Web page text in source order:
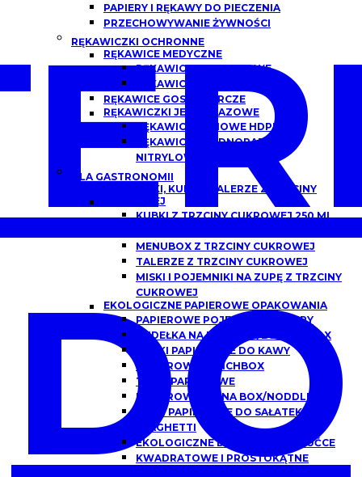
DO
PAPIERY I RĘKAWY DO PIECZENIA
PRZECHOWYWANIE ŻYWNOŚCI
RĘKAWICZKI OCHRONNE
RĘKAWICE MEDYCZNE
RĘKAWICZKI NITRYLOWE
RĘKAWICZKI LATEKSOWE
RĘKAWICE GOSPODARCZE
RĘKAWICZKI JEDNORAZOWE
RĘKAWICE FOLIOWE HDPE
RĘKAWICZKI JEDNORAZOWE
NITRYLOWE
DLA GASTRONOMII
POJEMNIKI, KUBKI I TALERZE Z TRZCINY
CUKROWEJ
KUBKI Z TRZCINY CUKROWEJ 250 ML,
MENUBOX Z TRZCINY CUKROWEJ
TALERZE Z TRZCINY CUKROWEJ
MISKI I POJEMNIKI NA ZUPĘ Z TRZCINY
CUKROWEJ
EKOLOGICZNE PAPIEROWE OPAKOWANIA
PAPIEROWE POJEMNIKI DO ZUPY
PUDEŁKA NA BURGERY/BURGER BOX
KUBKI PAPIEROWE DO KAWY
PAPIEROWE LUNCHBOX
TACKI PAPIEROWE
PAPIEROWE CHINA BOX/NODDLEBOX
MISKI PAPIEROWE DO SAŁATEK,
SPAGHETTI
EKOLOGICZNE DREWNIANE SZTUĆCE
KWADRATOWE I PROSTOKĄTNE